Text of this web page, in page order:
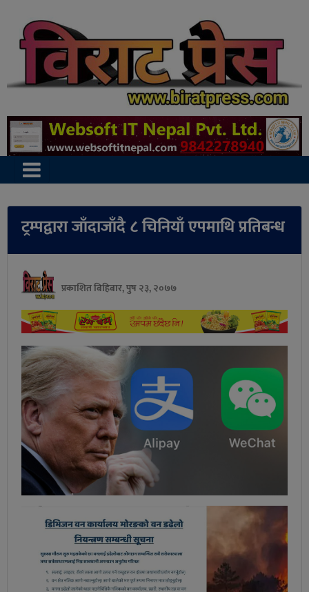
ट्रम्पद्वारा जाँदाजाँदै ८ चिनियाँ एपमाथि प्रतिबन्ध
प्रकाशित बिहिबार, पुष २३, २०७७